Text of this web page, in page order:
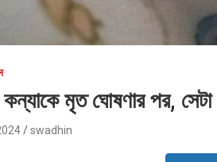
কন্যাকে মৃত ঘোষণার পর,
swadhin